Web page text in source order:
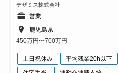
デザミス株式会社
営業
鹿児島県
450万円〜700万円
土日祝休み 平均残業20h以下